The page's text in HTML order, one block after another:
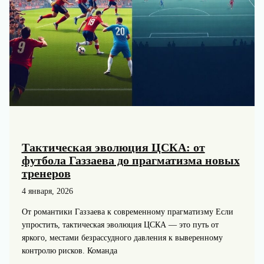
Тактическая эволюция ЦСКА: от
футбола Газзаева до прагматизма новых
тренеров
4 января, 2026
От романтики Газзаева к современному прагматизму Если
упростить, тактическая эволюция ЦСКА — это путь от
яркого, местами безрассудного давления к выверенному
контролю рисков. Команда